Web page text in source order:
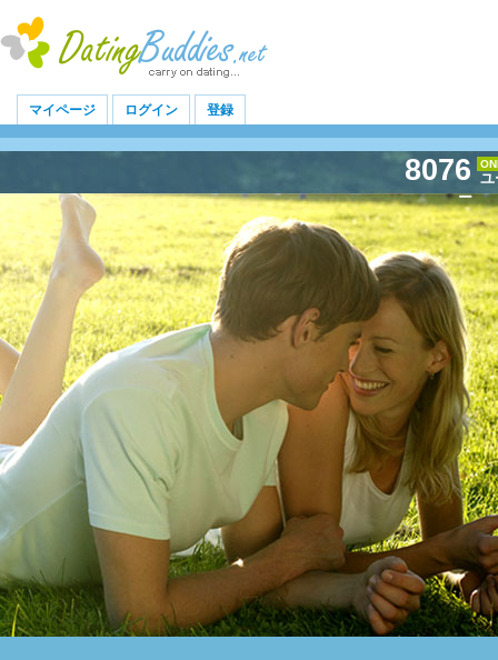
マイページ ログイン 登録
8076 ユ
ー